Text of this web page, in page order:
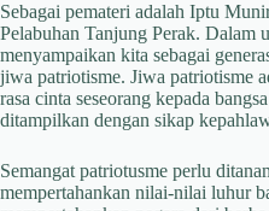
Sebagai pemateri adalah Iptu
Pelabuhan Tanjung Perak. Dalam
menyampaikan kita sebagai
jiwa patriotisme. Jiwa patriotisme
rasa cinta seseorang kepada
ditampilkan dengan sikap
Semangat patriotusme perlu
mempertahankan nilai-nilai luhur